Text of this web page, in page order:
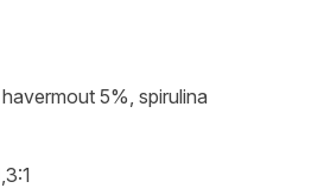
5%, spirulina